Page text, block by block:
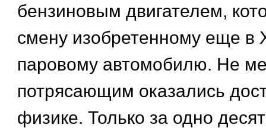
бензиновым двигателем,
смену изобретенному еще в
паровому автомобилю. Не
потрясающим оказались
физике. Только за одно